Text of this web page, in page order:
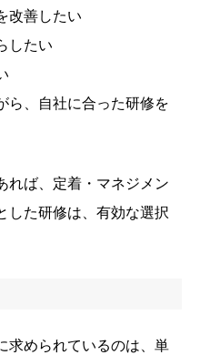
改善したい
したい
ら、自社に合った研修を
れば、定着・マネジメン
した研修は、有効な選択
求められているのは、単